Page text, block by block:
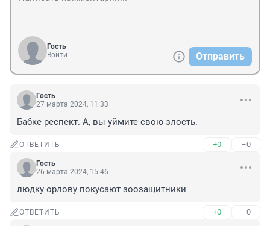
Гость
Войти
Отправить
Гость
27 марта 2024, 11:33
Бабке респект. А, вы уймите свою злость.
ОТВЕТИТЬ +0 –0
Гость
26 марта 2024, 15:46
людку орлову покусают зоозащитники
ОТВЕТИТЬ +0 –0